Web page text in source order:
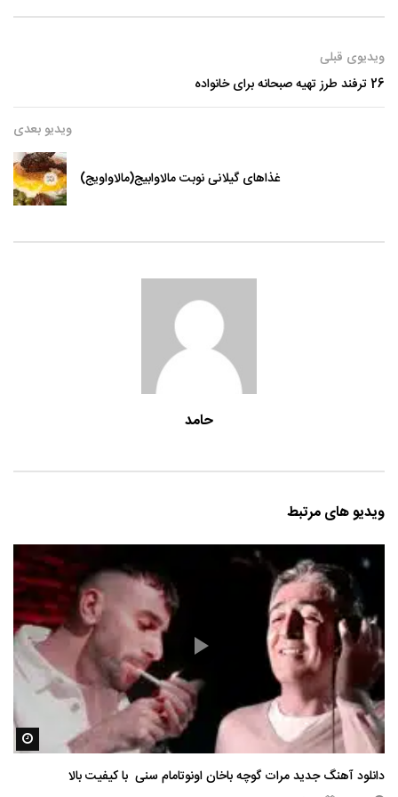
ویدیوی قبلی
26 ترفند طرز تهیه صبحانه برای خانواده
ویدیو بعدی
غذاهای گیلانی نوبت مالاوابیج(مالاواویج)
حامد
ویدیو های مرتبط
دانلود آهنگ جدید مرات گوچه باخان اونوتامام سنی با کیفیت بالا